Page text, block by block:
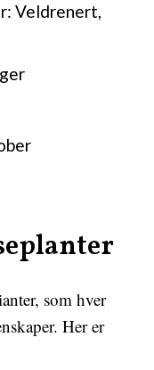
Veldrenert,
som hver
Her er